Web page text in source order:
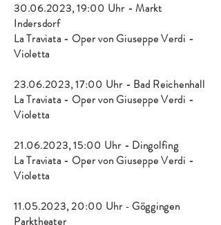
30.06.2023, 19:00 Uhr - Markt
Indersdorf
La Traviata - Oper von Giuseppe Verdi -
Violetta
23.06.2023, 17:00 Uhr - Bad Reichenhall
La Traviata - Oper von Giuseppe Verdi -
Violetta
21.06.2023, 15:00 Uhr - Dingolfing
La Traviata - Oper von Giuseppe Verdi -
Violetta
11.05.2023, 20:00 Uhr-Göggingen
Parktheater